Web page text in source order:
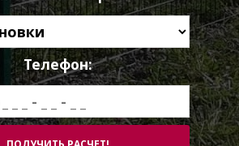
Телефон: